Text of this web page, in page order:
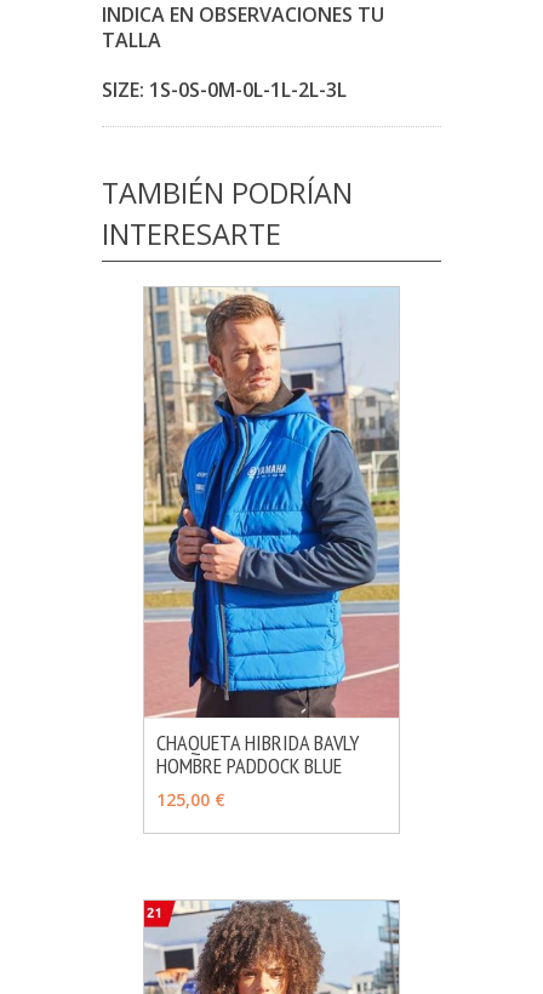
INDICA EN OBSERVACIONES TU
TALLA
SIZE: 1S-0S-0M-0L-1L-2L-3L
TAMBIÉN PODRÍAN
INTERESARTE
AÑADIR MÁS INFO
CHAQUETA HIBRIDA BAVLY
HOMBRE PADDOCK BLUE
125,00 €